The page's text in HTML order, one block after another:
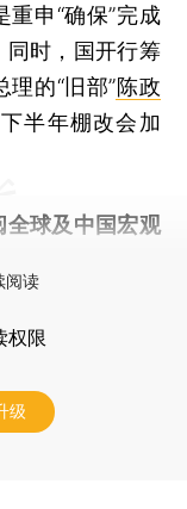
申“确保”完成
时，国开行筹
的“旧部”陈政
半年棚改会加
全球及中国宏观
阅读
权限
级